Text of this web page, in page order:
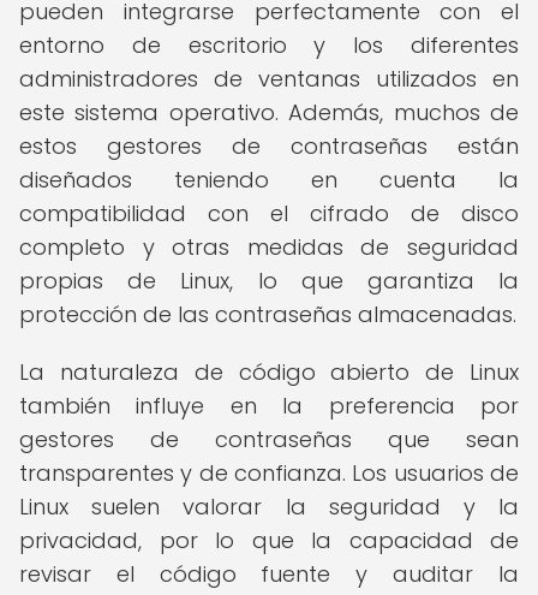
pueden integrarse perfectamente con el
entorno de escritorio y los diferentes
administradores de ventanas utilizados en
este sistema operativo. Además, muchos de
estos gestores de contraseñas están
diseñados teniendo en cuenta la
compatibilidad con el cifrado de disco
completo y otras medidas de seguridad
propias de Linux, lo que garantiza la
protección de las contraseñas almacenadas.
La naturaleza de código abierto de Linux
también influye en la preferencia por
gestores de contraseñas que sean
transparentes y de confianza. Los usuarios de
Linux suelen valorar la seguridad y la
privacidad, por lo que la capacidad de
revisar el código fuente y auditar la